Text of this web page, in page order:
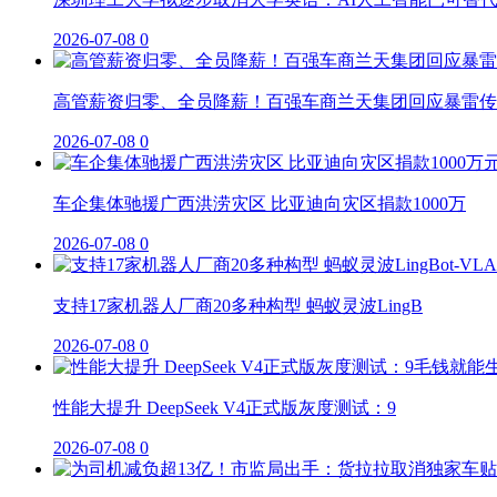
2026-07-08 0
高管薪资归零、全员降薪！百强车商兰天集团回应暴雷
2026-07-08 0
车企集体驰援广西洪涝灾区 比亚迪向灾区捐款1000万
2026-07-08 0
支持17家机器人厂商20多种构型 蚂蚁灵波LingB
2026-07-08 0
性能大提升 DeepSeek V4正式版灰度测试：9
2026-07-08 0